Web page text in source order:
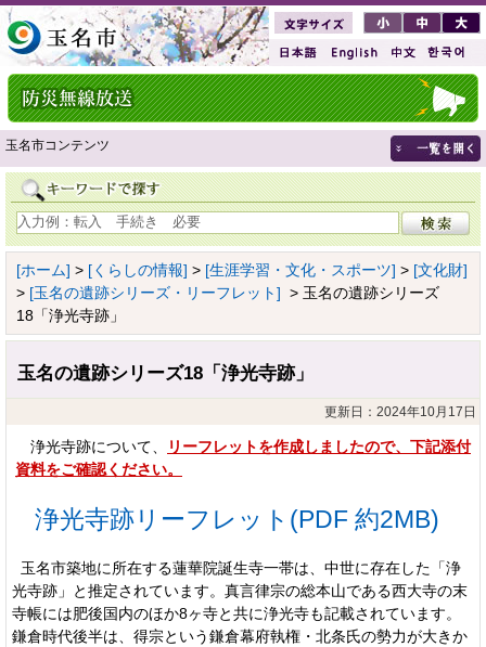
玉名市コンテンツ
[ホーム] > [くらしの情報] > [生涯学習・文化・スポーツ] > [文化財]
> [玉名の遺跡シリーズ・リーフレット] > 玉名の遺跡シリーズ
18「浄光寺跡」
玉名の遺跡シリーズ18「浄光寺跡」
更新日：2024年10月17日
浄光寺跡について、
リーフレットを作成しましたので、下記添付
資料をご確認ください。
浄光寺跡リーフレット(PDF 約2MB)
玉名市築地に所在する蓮華院誕生寺一帯は、中世に存在した「浄
光寺跡」と推定されています。真言律宗の総本山である西大寺の末
寺帳には肥後国内のほか8ヶ寺と共に浄光寺も記載されています。
鎌倉時代後半は、得宗という鎌倉幕府執権・北条氏の勢力が大きか